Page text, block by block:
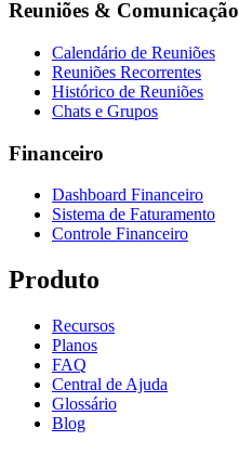
Reuniões & Comunicação
Calendário de Reuniões
Reuniões Recorrentes
Histórico de Reuniões
Chats e Grupos
Financeiro
Dashboard Financeiro
Sistema de Faturamento
Controle Financeiro
Produto
Recursos
Planos
FAQ
Central de Ajuda
Glossário
Blog